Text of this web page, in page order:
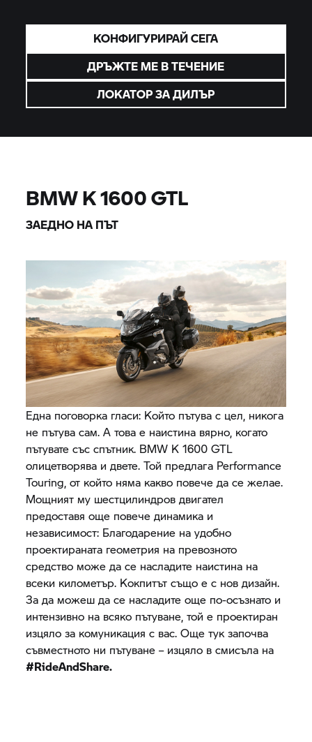
КОНФИГУРИРАЙ СЕГА
ДРЪЖТЕ МЕ В ТЕЧЕНИЕ
ЛОКАТОР ЗА ДИЛЪР
BMW K 1600 GTL
ЗАЕДНО НА ПЪТ
Една поговорка гласи: Който пътува с цел, никога
не пътува сам. А това е наистина вярно, когато
пътувате със спътник. BMW K 1600 GTL
олицетворява и двете. Той предлага Performance
Touring, от който няма какво повече да се желае.
Мощният му шестцилиндров двигател
предоставя още повече динамика и
независимост: Благодарение на удобно
проектираната геометрия на превозното
средство може да се насладите наистина на
всеки километър. Кокпитът също е с нов дизайн.
За да можеш да се насладите още по-осъзнато и
интензивно на всяко пътуване, той е проектиран
изцяло за комуникация с вас. Още тук започва
съвместното ни пътуване – изцяло в смисъла на
#RideAndShare.